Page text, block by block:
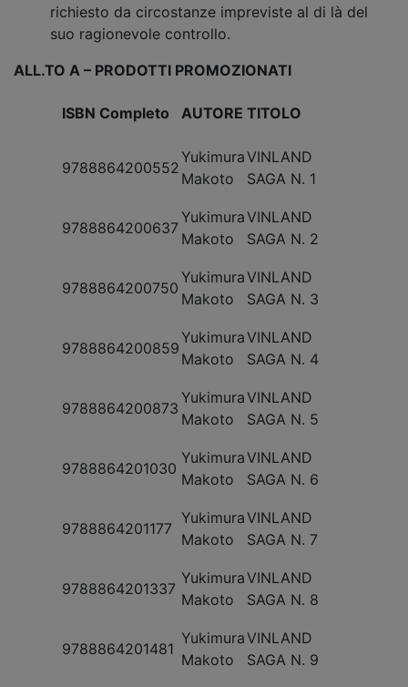
richiesto da circostanze impreviste al di là del
suo ragionevole controllo.
ALL.TO A – PRODOTTI PROMOZIONATI
ISBN Completo AUTORE TITOLO
9788864200552
Yukimura
Makoto
VINLAND
SAGA N. 1
9788864200637
Yukimura
Makoto
VINLAND
SAGA N. 2
9788864200750
Yukimura
Makoto
VINLAND
SAGA N. 3
9788864200859
Yukimura
Makoto
VINLAND
SAGA N. 4
9788864200873
Yukimura
Makoto
VINLAND
SAGA N. 5
9788864201030
Yukimura
Makoto
VINLAND
SAGA N. 6
9788864201177
Yukimura
Makoto
VINLAND
SAGA N. 7
9788864201337
Yukimura
Makoto
VINLAND
SAGA N. 8
9788864201481
Yukimura
Makoto
VINLAND
SAGA N. 9